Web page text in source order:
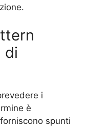
di
i
è
spunti